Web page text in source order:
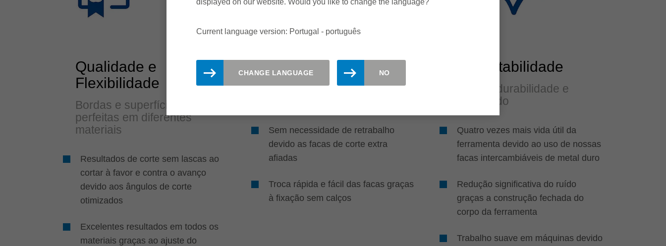
Qualidade e
Flexibilidade
Bordas e superfícies
perfeitas em diferentes
materiais
Resultados de corte sem lascas ao
cortar à favor e contra o avanço
devido aos ângulos de corte
otimizados
Excelentes resultados em todos os
materiais graças ao ajuste do
Eficiência
Menos retrabalho, máxima
Sem necessidade de retrabalho
devido as facas de corte extra
afiadas
Troca rápida e fácil das facas graças
à fixação sem calços
Sustentabilidade
Elevada durabilidade e
baixo ruído
Quatro vezes mais vida útil da
ferramenta devido ao uso de nossas
facas intercambiáveis de metal duro
Redução significativa do ruído
graças a construção fechada do
corpo da ferramenta
Trabalho suave em máquinas devido
displayed on our website. Would you like to change the language?
Current language version: Portugal - português
CHANGE LANGUAGE NO